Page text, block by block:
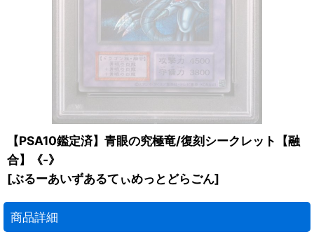
【PSA10鑑定済】青眼の究極竜/復刻シークレット【融
合】《-》
[ぶるーあいずあるてぃめっとどらごん]
商品詳細